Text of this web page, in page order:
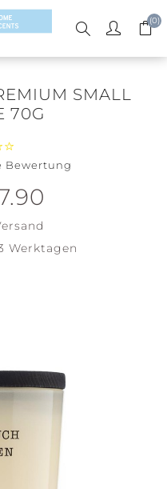
(0)
SMALL
70G
Bewertung
Werktagen